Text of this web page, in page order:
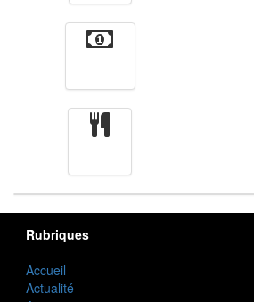
Rubriques
Accueil
Actualité